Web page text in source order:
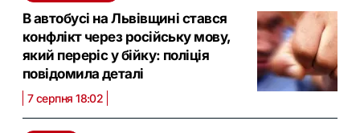
В автобусі на Львівщині стався
конфлікт через російську мову,
який переріс у бійку: поліція
повідомила деталі
7 серпня 18:02